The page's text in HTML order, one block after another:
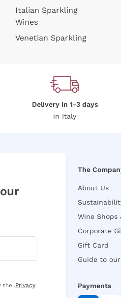
Italian Sparkling
Wines
Venetian Sparkling
Delivery in 1-3 days
in Italy
the .Privacy
The
About Us
Wine Shops
Corporate
Gift Card
Guide to
Payments